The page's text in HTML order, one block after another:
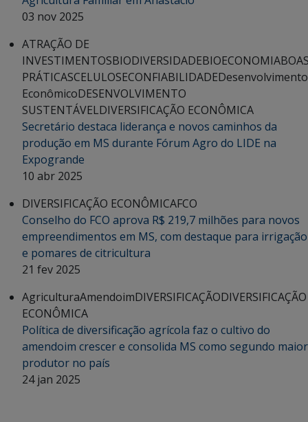
03 nov 2025
ATRAÇÃO DE
INVESTIMENTOSBIODIVERSIDADEBIOECONOMIA
PRÁTICASCELULOSECONFIABILIDADEDesenvolvimento
EconômicoDESENVOLVIMENTO
SUSTENTÁVELDIVERSIFICAÇÃO ECONÔMICA
Secretário destaca liderança e novos caminhos da
produção em MS durante Fórum Agro do LIDE na
Expogrande
10 abr 2025
DIVERSIFICAÇÃO ECONÔMICAFCO
Conselho do FCO aprova R$ 219,7 milhões para novos
empreendimentos em MS, com destaque para irrigação
e pomares de citricultura
21 fev 2025
AgriculturaAmendoimDIVERSIFICAÇÃODIVERSIFICAÇÃO
ECONÔMICA
Política de diversificação agrícola faz o cultivo do
amendoim crescer e consolida MS como segundo maior
produtor no país
24 jan 2025